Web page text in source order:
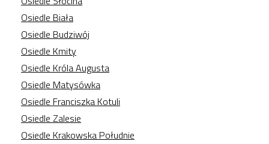
Osiedle Biała
Osiedle Budziwój
Osiedle Kmity
Osiedle Króla Augusta
Osiedle Matysówka
Osiedle Franciszka Kotuli
Osiedle Zalesie
Osiedle Krakowska Południe